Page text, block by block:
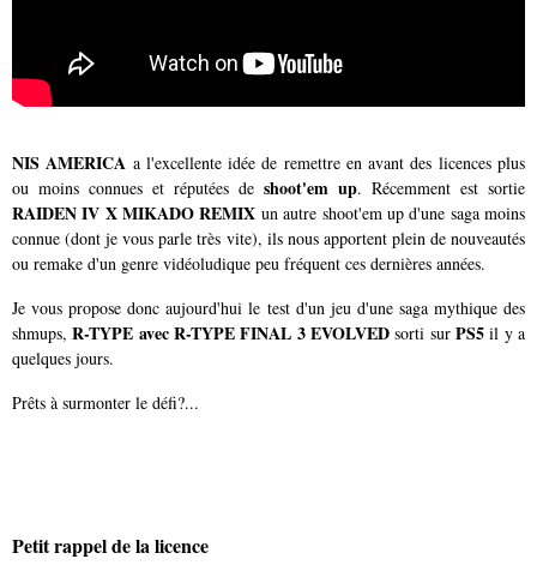
NIS AMERICA a l'excellente idée de remettre en avant des licences plus
ou moins connues et réputées de shoot'em up. Récemment est sortie
RAIDEN IV X MIKADO REMIX un autre shoot'em up d'une saga moins
connue (dont je vous parle très vite), ils nous apportent plein de nouveautés
ou remake d'un genre vidéoludique peu fréquent ces dernières années.
Je vous propose donc aujourd'hui le test d'un jeu d'une saga mythique des
shmups,R-TYPE avec R-TYPE FINAL 3 EVOLVED sorti surPS5 il y a
quelques jours.
Prêts à surmonter le défi?...
Petit rappel de la licence